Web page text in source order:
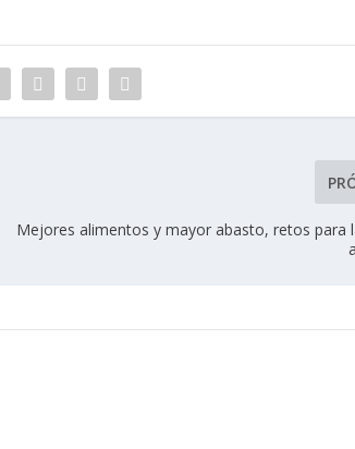
Mejores alimentos y mayor abasto, retos para